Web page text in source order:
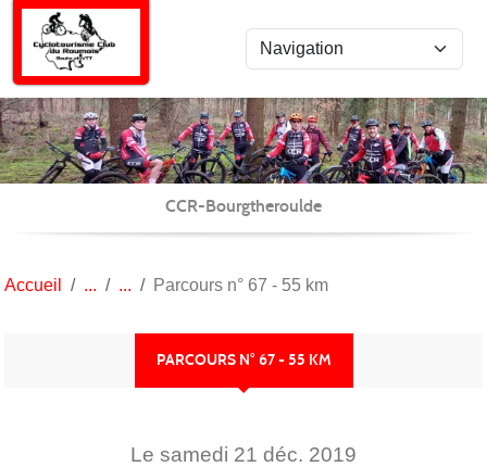
CCR-Bourgtheroulde
Accueil Parcours n° 67 - 55 km
PARCOURS N° 67 - 55 KM
Le samedi 21 déc. 2019
Panneau de gestion des cookies